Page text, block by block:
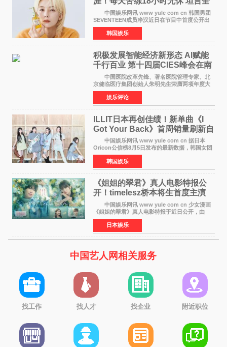
靠成员撑过来
中国娱乐网讯 www yule com cn 韩国男团
SEVENTEEN成员净汉近日在节目中首度公开出
道前的残酷练习生经历，并提及经纪公司Pledis
娱乐，引发广泛关注。 在8月2日播出的日本
TBS综艺节目《周
韩国娱乐
积极发展智能经济新形态 Al赋能
千行百业 第十四届CIES峰会在南
京盛大召开
中国医院改革先锋、著名医院管理专家、北
京健临医疗集团创始人朱明先生荣膺两项年度大
奖 2026年7月31日，盛夏金陵，长江之畔，
以重落地·真务实·强链接为主题的2026&lsquo;人
工智能+&rsquo
娱乐评论
ILLIT日本再创佳绩！新单曲《I
Got Your Back》首周销量刷新自
身纪录
中国娱乐网讯 www yule com cn 据日本
Oricon公信榜8月5日发布的最新数据，韩国女团
ILLIT在日本发行的第二张单曲《I Got Your
Back》首周销量达到71,009张，成功跻身最新一
期周单曲排行
韩国娱乐
《姐姐的翠君》真人电影特报公
开！timelesz桥本将生首度主演
12月4日上映
中国娱乐网讯 www yule com cn 少女漫画
《姐姐的翠君》真人电影特报于近日公开，由
timelesz成员桥本将生担任主演，这也是他首次
担任电影主演，引发高度关注。 女高中生咲
苗翠（中岛瑠菜
日本娱乐
中国艺人网相关服务
找工作 找人才 找企业 附近职位